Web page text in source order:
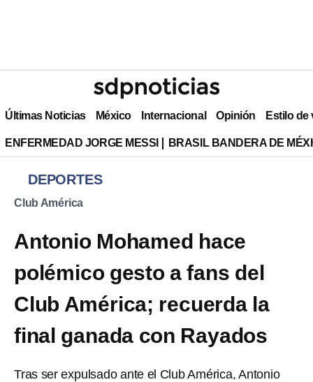
Últimas Noticias México Internacional Opinión Estilo de
ENFERMEDAD JORGE MESSI BRASIL BANDERA DE
DEPORTES
Club América
Antonio Mohamed hace
polémico gesto a fans del
Club América; recuerda la
final ganada con Rayados
Tras ser expulsado ante el Club América, Antonio